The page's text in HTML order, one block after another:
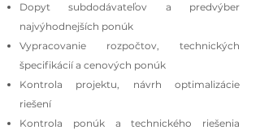
Dopyt subdodávateľov a predvýber
najvýhodnejších ponúk
Vypracovanie rozpočtov, technických
špecifikácií a cenových ponúk
Kontrola projektu, návrh optimalizácie
riešení
Kontrola ponúk a technického riešenia